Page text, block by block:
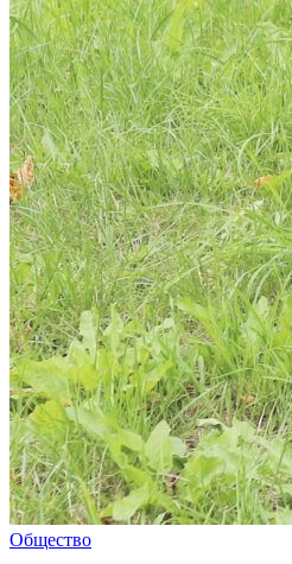
Общество